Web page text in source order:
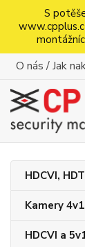
S
O nás / Jak
HDCVI,
Kamery 4v1
HDCVI a